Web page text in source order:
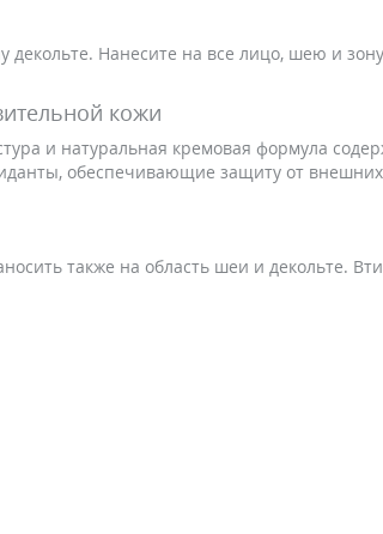
Нанесите на все лицо, шею и
кожи
и натуральная кремовая формула
обеспечивающие защиту от
также на область шеи и декольте.